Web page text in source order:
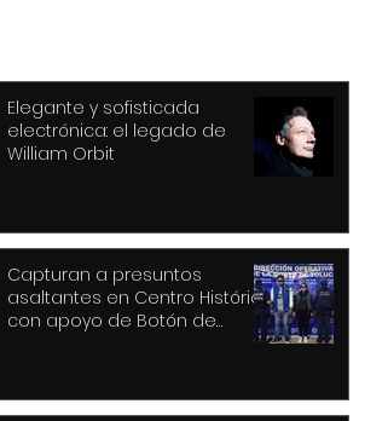
Elegante y sofisticada
electrónica: el legado de
William Orbit
Capturan a presuntos
asaltantes en Centro Histórico
con apoyo de Botón de